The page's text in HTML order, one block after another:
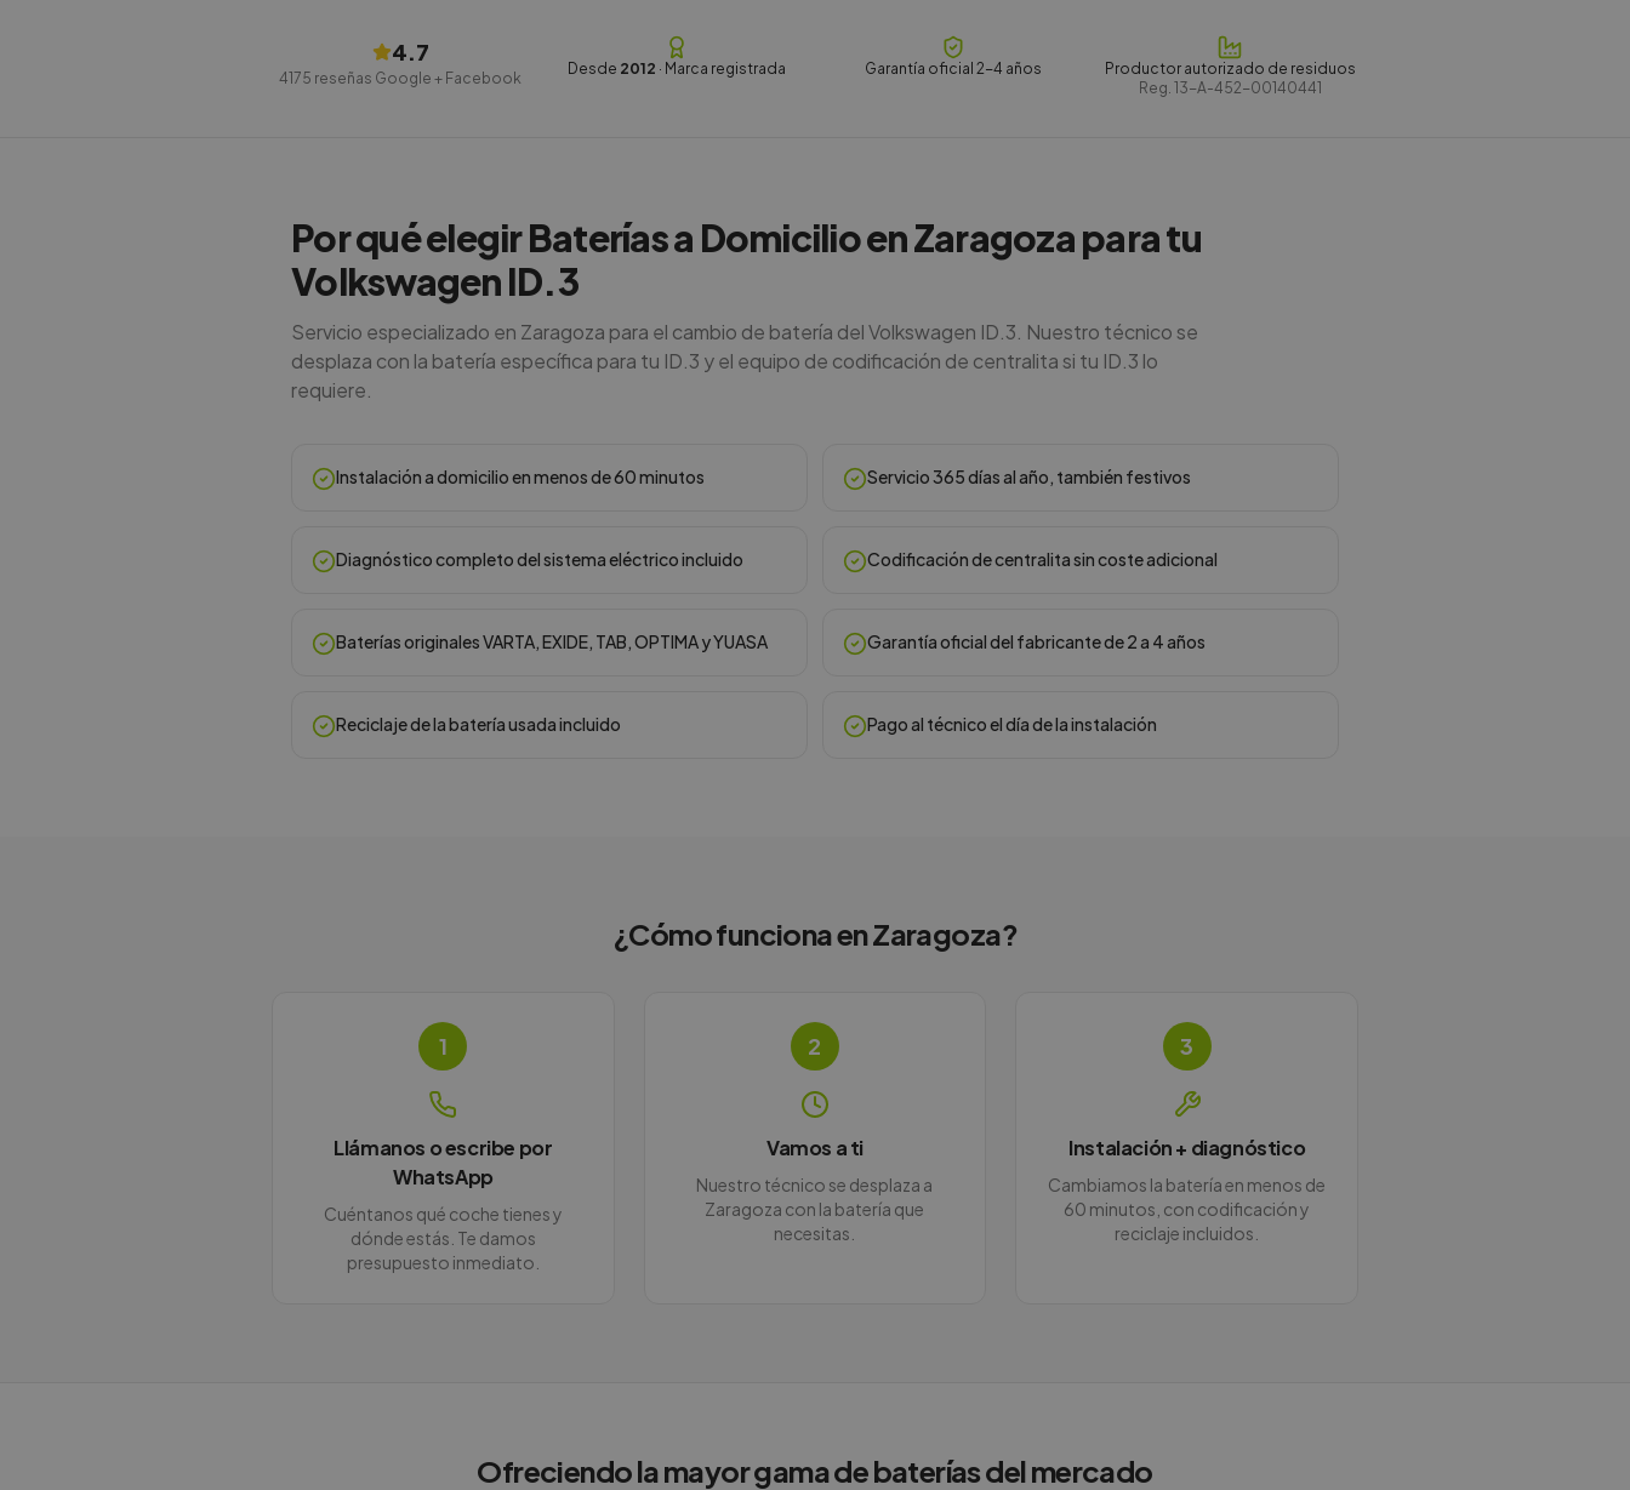
4.7
4175 reseñas Google + Facebook
Desde 2012 · Marca registrada Garantía oficial 2-4 años
Productor autorizado de residuos
Reg. 13-A-452-00140441
Por qué elegir Baterías a Domicilio en Zaragoza para tu
Volkswagen ID.3
Servicio especializado en Zaragoza para el cambio de batería del Volkswagen ID.3. Nuestro técnico se
desplaza con la batería específica para tu ID.3 y el equipo de codificación de centralita si tu ID.3 lo
requiere.
Instalación a domicilio en menos de 60 minutos Servicio 365 días al año, también festivos
Diagnóstico completo del sistema eléctrico incluido Codificación de centralita sin coste adicional
Baterías originales VARTA, EXIDE, TAB, OPTIMA y YUASA Garantía oficial del fabricante de 2 a 4 años
Reciclaje de la batería usada incluido Pago al técnico el día de la instalación
¿Cómo funciona enZaragoza?
1
Llámanos o escribe por
WhatsApp
Cuéntanos qué coche tienes y
dónde estás. Te damos
presupuesto inmediato.
2
Vamos a ti
Nuestro técnico se desplaza a
Zaragoza con la batería que
necesitas.
3
Instalación + diagnóstico
Cambiamos la batería en menos de
60 minutos, con codificación y
reciclaje incluidos.
Ofreciendo la mayor gama de baterías del mercado